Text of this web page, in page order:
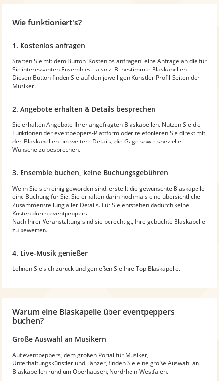
Wie funktioniert's?
1. Kostenlos anfragen
Starten Sie mit dem Button 'Kostenlos anfragen' eine Anfrage an die für
Sie interessanten Ensembles - also z. B. bestimmte Blaskapellen.
Diesen Button finden Sie auf den jeweiligen Künstler-Profil-Seiten der
Musiker.
2. Angebote erhalten & Details besprechen
Sie erhalten Angebote Ihrer angefragten Blaskapellen. Nutzen Sie die
Funktionen der eventpeppers-Plattform oder telefonieren Sie direkt mit
den Blaskapellen um weitere Details, die Gage sowie spezielle
Wünsche zu besprechen.
3. Ensemble buchen, keine Buchungsgebühren
Wenn Sie sich einig geworden sind, erstellt die gewünschte Blaskapelle
eine Buchung für Sie. Sie erhalten darin nochmals eine übersichtliche
Zusammenstellung aller Details. Für Sie entstehen dadurch keine
Kosten durch eventpeppers.
Nach Ihrer Veranstaltung sind sie berechtigt, Ihre gebuchte Blaskapelle
zu bewerten.
4. Live-Musik genießen
Lehnen Sie sich zurück und genießen Sie Ihre Top Blaskapelle.
Warum eine Blaskapelle über eventpeppers
buchen?
Große Auswahl an Musikern
Auf eventpeppers, dem großen Portal für Musiker,
Unterhaltungskünstler und Tänzer, finden Sie eine große Auswahl an
Blaskapellen rund um Oberhausen, Nordrhein-Westfalen.